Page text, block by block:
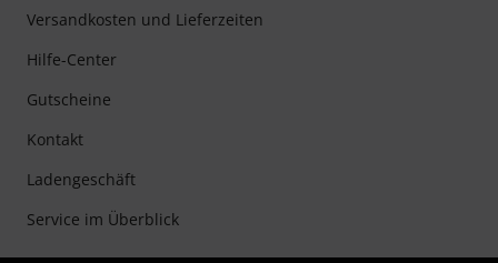
Versandkosten und Lieferzeiten
Hilfe-Center
Gutscheine
Kontakt
Ladengeschäft
Service im Überblick